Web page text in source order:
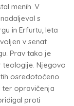
menih. V
s
in Erfurtu, leta
v senat
Prav tako je
teologije. Njegovo
osredotočeno
ter opravičenja
proti